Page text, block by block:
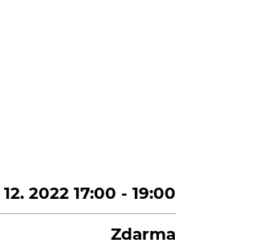
12. 2022 17:00 - 19:00
Zdarma